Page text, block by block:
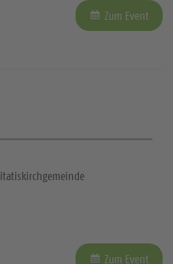
Zum Event
Zum Event